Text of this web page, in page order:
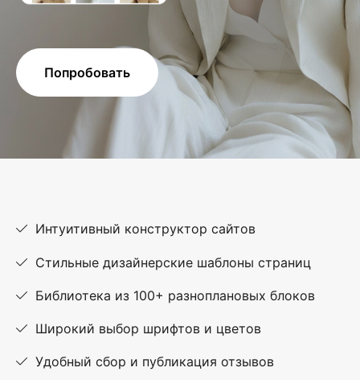
Попробовать
Интуитивный конструктор сайтов
Стильные дизайнерские шаблоны страниц
Библиотека из 100+ разноплановых блоков
Широкий выбор шрифтов и цветов
Удобный сбор и публикация отзывов